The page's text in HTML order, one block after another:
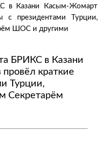
в Казани Касым-Жомарт
с президентами Турции,
ШОС и другими
БРИКС в Казани
краткие
Турции,
Секретарём